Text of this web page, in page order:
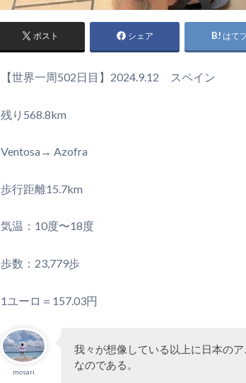
ポスト シェア はて
【世界一周502日目】2024.9.12 スペイン
残り568.8km
Ventosa→ Azofra
歩行距離15.7km
気温：10度〜18度
歩数：23,779歩
1ユーロ＝157.03円
mosari
我々が想像している以上に日本の
なのである。